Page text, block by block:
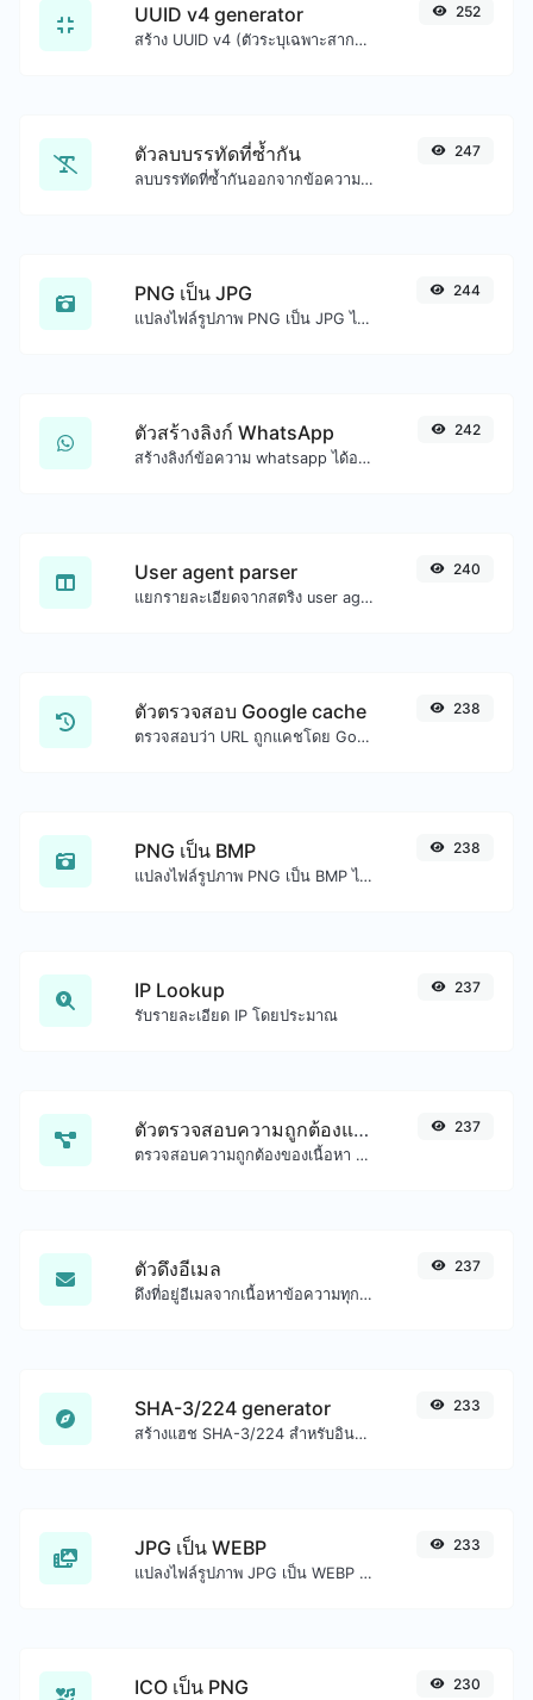
UUID v4 generator
สร้าง UUID v4 (ตัวระบุเฉพาะสากล) ได้อย่างง่ายดายด้วยความช่วยเหลือจากเครื่องมือของเรา
252
ตัวลบบรรทัดที่ซ้ำกัน
ลบบรรทัดที่ซ้ำกันออกจากข้อความได้อย่างง่ายดาย
247
PNG เป็น JPG
แปลงไฟล์รูปภาพ PNG เป็น JPG ได้อย่างง่ายดาย
244
ตัวสร้างลิงก์ WhatsApp
สร้างลิงก์ข้อความ whatsapp ได้อย่างง่ายดาย
242
User agent parser
แยกรายละเอียดจากสตริง user agent
240
ตัวตรวจสอบ Google cache
ตรวจสอบว่า URL ถูกแคชโดย Google หรือไม่
238
PNG เป็น BMP
แปลงไฟล์รูปภาพ PNG เป็น BMP ได้อย่างง่ายดาย
238
IP Lookup
รับรายละเอียด IP โดยประมาณ
237
ตัวตรวจสอบความถูกต้องและจัดรูปแบบ JSON
ตรวจสอบความถูกต้องของเนื้อหา JSON และทำให้ดูดี
237
ตัวดึงอีเมล
ดึงที่อยู่อีเมลจากเนื้อหาข้อความทุกชนิด
237
SHA-3/224 generator
สร้างแฮช SHA-3/224 สำหรับอินพุตสตริงใดๆ
233
JPG เป็น WEBP
แปลงไฟล์รูปภาพ JPG เป็น WEBP ได้อย่างง่ายดาย
233
ICO เป็น PNG 230